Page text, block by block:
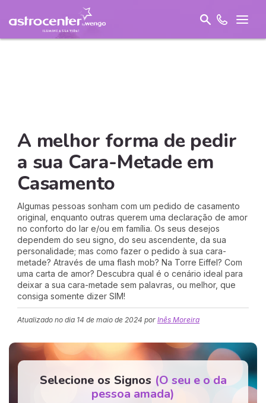
A melhor forma de pedir
a sua Cara-Metade em
Casamento
Algumas pessoas sonham com um pedido de casamento
original, enquanto outras querem uma declaração de amor
no conforto do lar e/ou em família. Os seus desejos
dependem do seu signo, do seu ascendente, da sua
personalidade; mas como fazer o pedido à sua cara-
metade? Através de uma flash mob? Na Torre Eiffel? Com
uma carta de amor? Descubra qual é o cenário ideal para
deixar a sua cara-metade sem palavras, ou melhor, que
consiga somente dizer SIM!
Atualizado no dia 14 de maio de 2024 por Inês Moreira
Selecione os Signos (O seu e o da
pessoa amada)